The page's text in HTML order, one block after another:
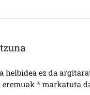
helbidea ez da
eremuak *markatuta